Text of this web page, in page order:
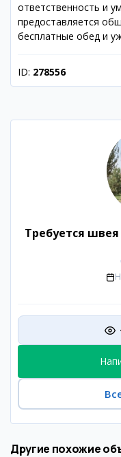
ответственность и
предоставляется
бесплатные обед и
ID: 278556
Требуется
Другие похожие